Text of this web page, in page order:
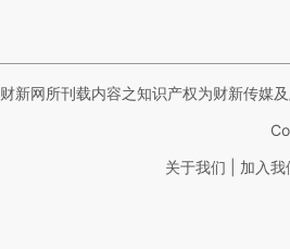
财新网所刊载内容之知识产权为财新传媒
关于我们 加入我